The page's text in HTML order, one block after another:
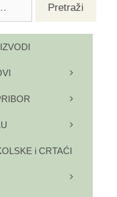
Pretraži
i CRTAĆI